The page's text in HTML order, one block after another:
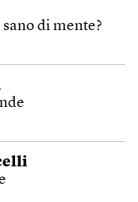
di mente?